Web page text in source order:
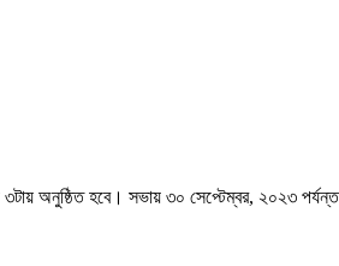
৩টায় অনুষ্ঠিত হবে। সভায় ৩০ সেপ্টেম্বর, ২০২৩